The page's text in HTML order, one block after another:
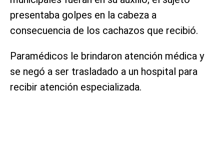
presentaba golpes en la cabeza a
consecuencia de los cachazos que recibió.
Paramédicos le brindaron atención médica y
se negó a ser trasladado a un hospital para
recibir atención especializada.